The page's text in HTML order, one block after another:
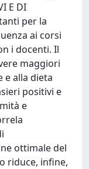
E DI
per la
ai corsi
i docenti. Il
maggiori
e alla dieta
positivi e
e
ottimale del
riduce, infine,